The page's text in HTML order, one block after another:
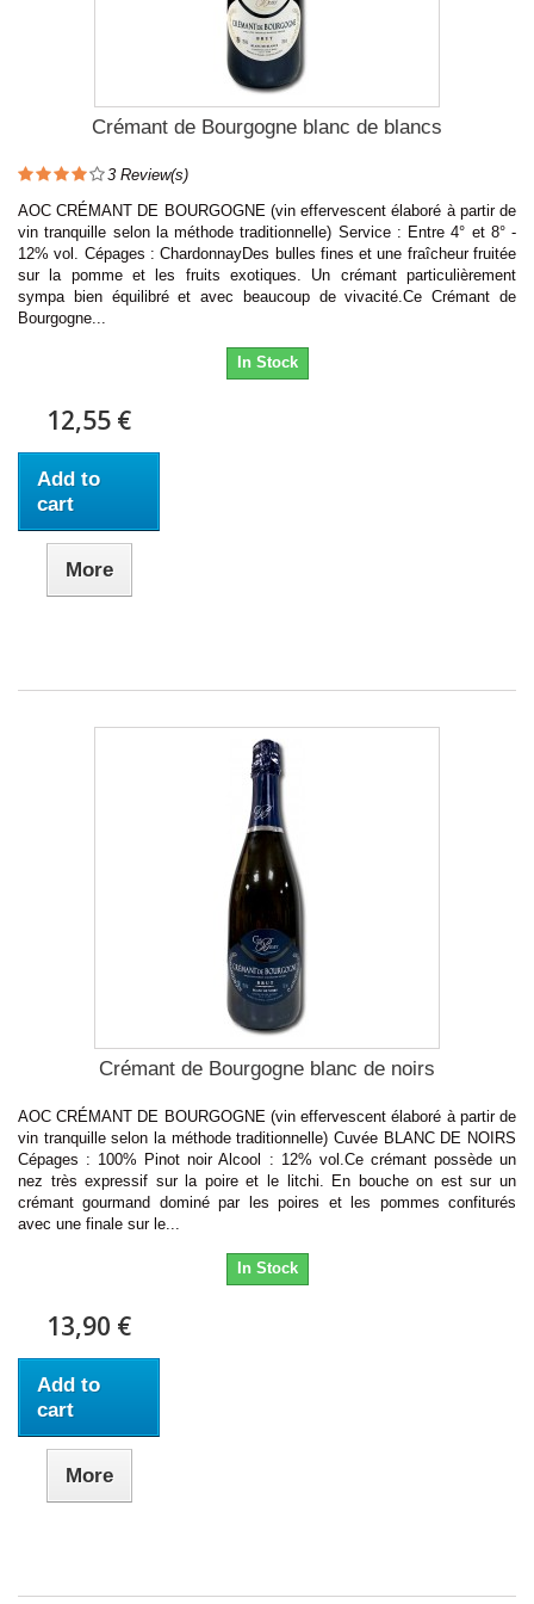
Crémant de Bourgogne blanc de blancs
3 Review(s)
AOC CRÉMANT DE BOURGOGNE (vin effervescent élaboré à partir de
vin tranquille selon la méthode traditionnelle) Service : Entre 4° et 8° -
12% vol. Cépages : ChardonnayDes bulles fines et une fraîcheur fruitée
sur la pomme et les fruits exotiques. Un crémant particulièrement
sympa bien équilibré et avec beaucoup de vivacité.Ce Crémant de
Bourgogne...
In Stock
12,55 €
Add to
cart
More
Crémant de Bourgogne blanc de noirs
AOC CRÉMANT DE BOURGOGNE (vin effervescent élaboré à partir de
vin tranquille selon la méthode traditionnelle) Cuvée BLANC DE NOIRS
Cépages : 100% Pinot noir Alcool : 12% vol.Ce crémant possède un
nez très expressif sur la poire et le litchi. En bouche on est sur un
crémant gourmand dominé par les poires et les pommes confiturés
avec une finale sur le...
In Stock
13,90 €
Add to
cart
More